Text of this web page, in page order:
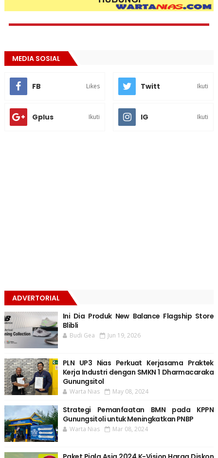
MEDIA SOSIAL
FB Likes Twitt Ikuti
Gplus Ikuti IG Ikuti
ADVERTORIAL
Ini Dia Produk New Balance Flagship Store
Blibli
Budi Gea Jun 19, 2026
PLN UP3 Nias Perkuat Kerjasama Praktek
Kerja Industri dengan SMKN 1 Dharmacaraka
Gunungsitol
Warta Nias May 08, 2024
Strategi Pemanfaatan BMN pada KPPN
Gunungsitoli untuk Meningkatkan PNBP
Warta Nias Mar 08, 2024